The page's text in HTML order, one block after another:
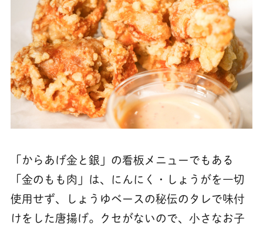
「からあげ金と銀」の看板メニューでもある
「金のもも肉」は、にんにく・しょうがを一切
使用せず、しょうゆベースの秘伝のタレで味付
けをした唐揚げ。クセがないので、小さなお子